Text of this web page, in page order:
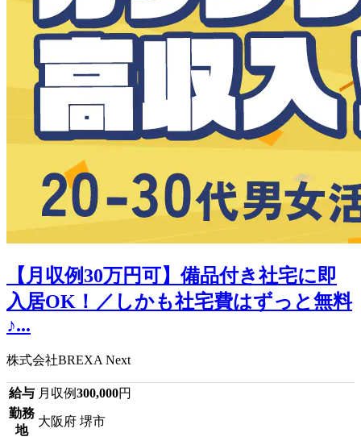
【月収例30万円可】備品付き社宅に即
入居OK！／しかも社宅費はずっと無料
♪...
株式会社BREXA Next
給与 月収例300,000円
勤務
地
大阪府 堺市